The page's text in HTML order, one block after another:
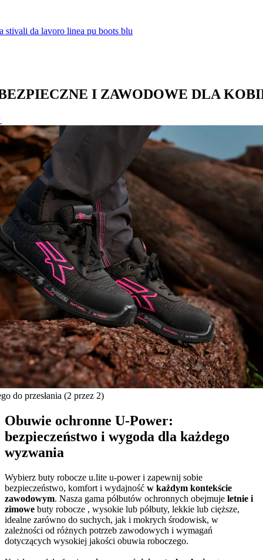
I ZAWODOWE DLA
do przesłania (2 przez 2)
Obuwie ochronne U‑Power:
bezpieczeństwo i wygoda dla każdego
wyzwania
Wybierz buty robocze u.lite u-power i zapewnij sobie
bezpieczeństwo, komfort i wydajność w każdym kontekście
zawodowym. Nasza gama półbutów ochronnych obejmuje letnie i
zimowe buty robocze , wysokie lub półbuty, lekkie lub cięższe,
idealne zarówno do suchych, jak i mokrych środowisk, w
zależności od różnych potrzeb zawodowych i wymagań
dotyczących wysokiej jakości obuwia roboczego.